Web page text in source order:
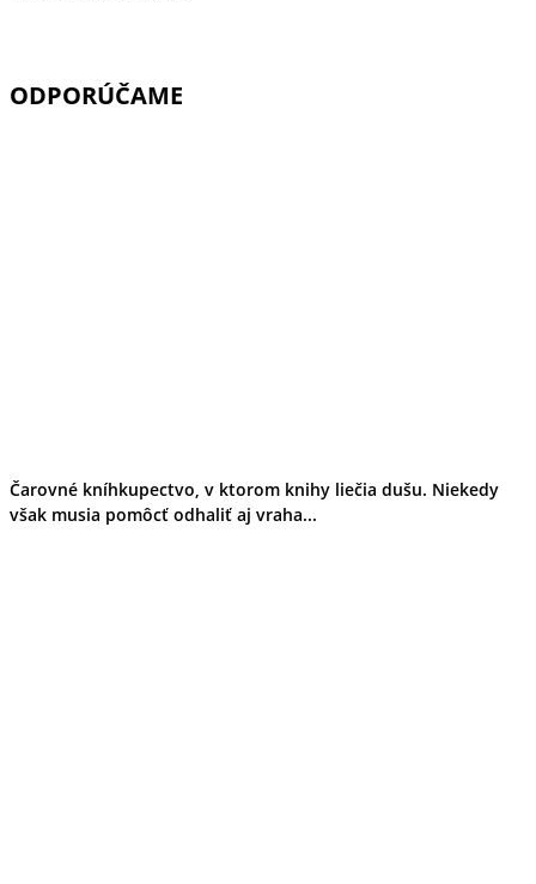
ODPORÚČAME
Čarovné kníhkupectvo, v ktorom knihy liečia dušu. Niekedy
však musia pomôcť odhaliť aj vraha...